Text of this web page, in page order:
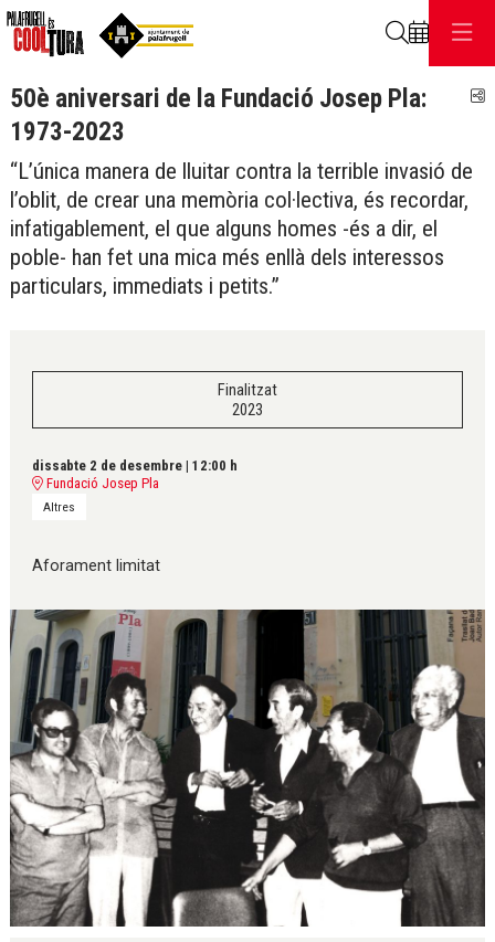
50è aniversari de la Fundació Josep Pla:
1973-2023
“L’única manera de lluitar contra la terrible invasió de
l’oblit, de crear una memòria col·lectiva, és recordar,
infatigablement, el que alguns homes -és a dir, el
poble- han fet una mica més enllà dels interessos
particulars, immediats i petits.”
Finalitzat
2023
dissabte 2 de desembre | 12:00 h
Fundació Josep Pla
Altres
Aforament limitat